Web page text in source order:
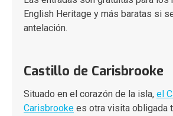
English Heritage y más baratas si
antelación.
Castillo de Carisbrooke
Situado en el corazón de la isla, el
Carisbrooke es otra visita obligada